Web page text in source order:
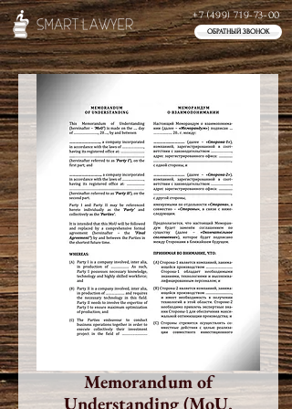
+7 (499) 719-73-00
ОБРАТНЫЙ ЗВОНОК
Memorandum of
Understanding (MoU,